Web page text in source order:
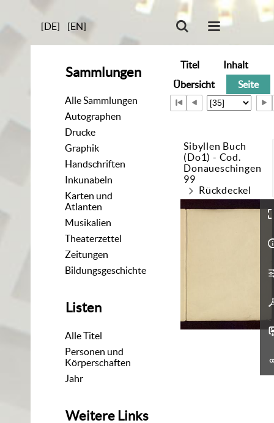
[DE] [EN]
Sammlungen
Alle Sammlungen
Autographen
Drucke
Graphik
Handschriften
Inkunabeln
Karten und
Atlanten
Musikalien
Theaterzettel
Zeitungen
Bildungsgeschichte
Listen
Alle Titel
Personen und
Körperschaften
Jahr
Weitere Links
Titel
Inhalt
Übersicht
Seite
Sibyllen Buch
(Do1) - Cod.
Donaueschingen
99
Rückdeckel